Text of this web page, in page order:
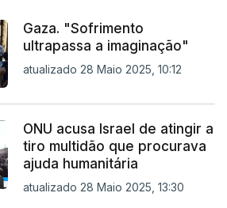
Gaza. "Sofrimento
ultrapassa a imaginação"
atualizado 28 Maio 2025, 10:12
ONU acusa Israel de atingir a
tiro multidão que procurava
ajuda humanitária
atualizado 28 Maio 2025, 13:30